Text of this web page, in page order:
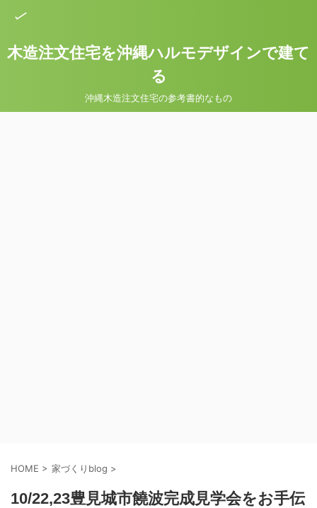
木造注文住宅を沖縄ハルモデザインで建て
る
沖縄木造注文住宅の参考書的なもの
HOME > 家づくりblog >
10/22,23豊見城市饒波完成見学会をお手伝